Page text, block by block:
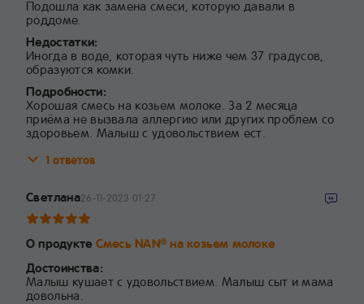
Подошла как замена смеси, которую давали в
роддоме.
Недостатки:
Иногда в воде, которая чуть ниже чем 37 градусов,
образуются комки.
Подробности:
Хорошая смесь на козьем молоке. За 2 месяца
приёма не вызвала аллергию или других проблем со
здоровьем. Малыш с удовольствием ест.
1 ответов
Светлана26-11-2023 01:27
О продукте Смесь NAN® на козьем молоке
Достоинства:
Малыш кушает с удовольствием. Малыш сыт и мама
довольна.